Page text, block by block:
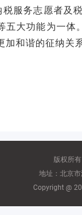
服务志愿者及
五大功能为一
加和谐的征纳关
版权所
地址：北京
Copyright @